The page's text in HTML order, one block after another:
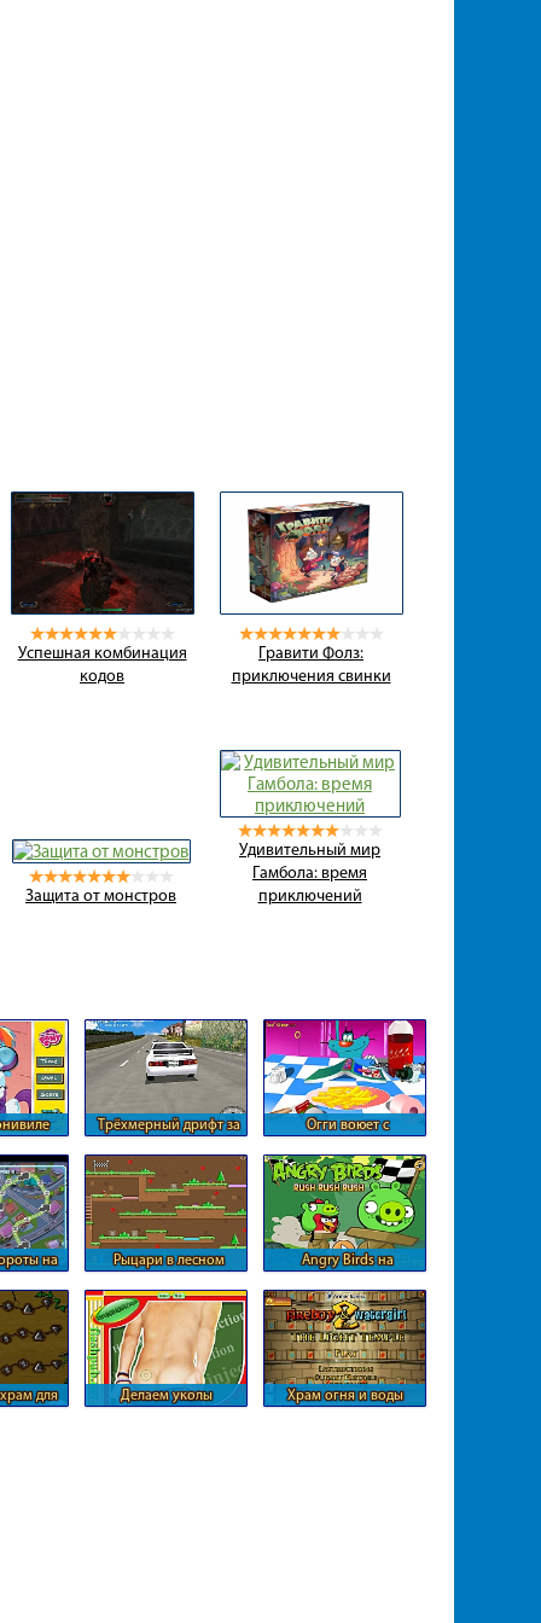
Успешная комбинация
кодов
Гравити Фолз:
приключения свинки
Защита от монстров
Удивительный мир
Гамбола: время
приключений
Трёхмерный дрифт за
Огги воюет с
на
Рыцари в лесном
Angry Birds на
автомобиле
для
Делаем уколы Храм огня и воды